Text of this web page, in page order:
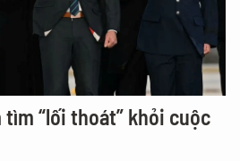
tìm “lối thoát” khỏi cuộc